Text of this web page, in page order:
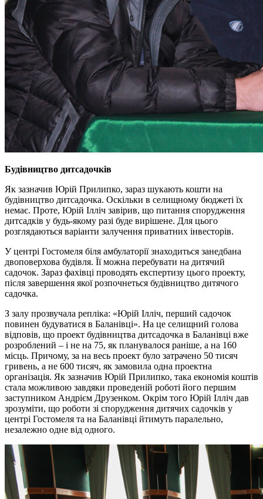
Будівництво дитсадочків
Як зазначив Юрій Прилипко, зараз шукають кошти на
будівництво дитсадочка. Оскільки в селищному бюджеті їх
немає. Проте, Юрій Ілліч завірив, що питання спорудження
дитсадків у будь-якому разі буде вирішене. Для цього
розглядаються варіанти залучення приватних інвесторів.
У центрі Гостомеля біля амбулаторії знаходиться занедбана
двоповерхова будівля. Її можна перебувати на дитячий
садочок. Зараз фахівці проводять експертизу цього проекту,
після завершення якої розпочнеться будівництво дитячого
садочка.
З залу прозвучала репліка: «Юрій Ілліч, перший садочок
повинен будуватися в Баланівці». На це селищний голова
відповів, що проект будівництва дитсадочка в Баланівці вже
розроблений – і не на 75, як планувалося раніше, а на 160
місць. Причому, за на весь проект було затрачено 50 тисяч
гривень, а не 600 тисяч, як замовила одна проектна
організація. Як зазначив Юрій Прилипко, така економія коштів
стала можливою завдяки проведеній роботі його першим
заступником Андрієм Друзенком. Окрім того Юрій Ілліч дав
зрозуміти, що роботи зі спорудження дитячих садочків у
центрі Гостомеля та на Баланівці йтимуть паралельно,
незалежно одне від одного.